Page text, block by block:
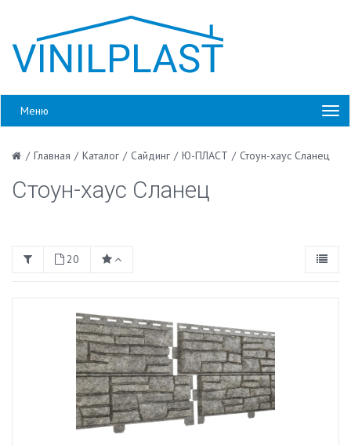
Меню
/ Главная / Каталог / Сайдинг / Ю-ПЛАСТ / Стоун-хаус Сланец
Стоун-хаус Сланец
20